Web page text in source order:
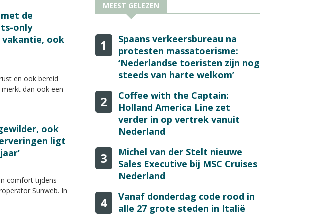
de
only
vakantie, ook
en ook bereid
dan ook een
ook
ligt
comfort tijdens
Sunweb. In
MEEST GELEZEN
1
Spaans verkeersbureau na
protesten massatoerisme:
‘Nederlandse toeristen zijn nog
steeds van harte welkom’
2
Coffee with the Captain:
Holland America Line zet
verder in op vertrek vanuit
Nederland
3
Michel van der Stelt nieuwe
Sales Executive bij MSC Cruises
Nederland
4
Vanaf donderdag code rood in
alle 27 grote steden in Italië